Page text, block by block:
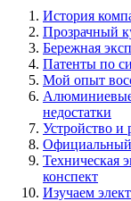
История
Прозрачный
Бережная
Патенты по
Мой опыт
Алюминиевые
недостатки
Устройство и
Официальный
Техническая
конспект
Изучаем